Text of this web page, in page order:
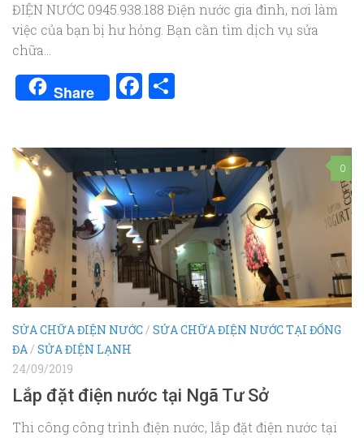
ĐIỆN NƯỚC 0945.938.188 Điện nước gia đình, nơi làm
việc của bạn bị hư hỏng. Bạn cần tìm dịch vụ sửa
chữa...
Share Facebook
0
SỬA CHỮA ĐIỆN NƯỚC/ SỬA CHỮA ĐIỆN NƯỚC TẠI ĐỐNG
ĐA/ SỬA ĐIỆN LẠNH
24/09/2019
Lắp đặt điện nước tại Ngã Tư Sở
Thi công công trình điện nước, lắp đặt điện nước tại